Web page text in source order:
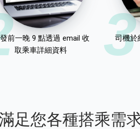
前一晚 9 點透過 email 收
取乘車詳細資料
3
司機於
足您各種搭乘需